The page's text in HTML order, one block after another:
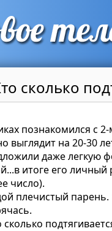
сколько
познакомился с
выглядит на 20-30
даже легкую
итоге его
число).
плечистый